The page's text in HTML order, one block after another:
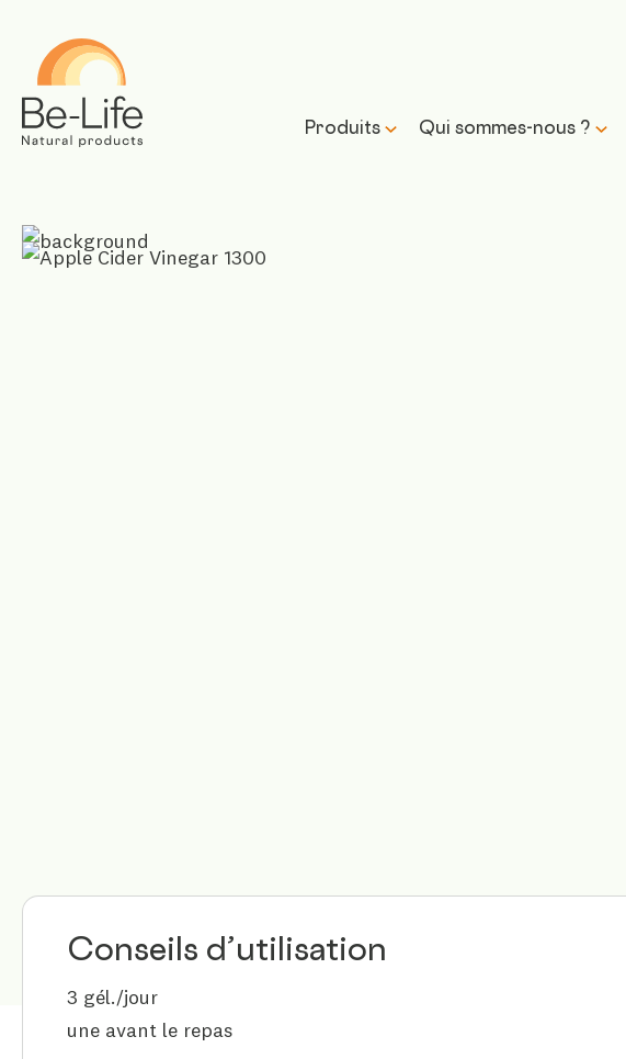
Produits Qui sommes-nous ?
Conseils d’utilisation
3 gél./jour
une avant le repas